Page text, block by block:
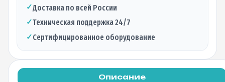
88A+✓Доставка по всей России
✓Техническая поддержка 24/7
✓Сертифицированное оборудование
Описание